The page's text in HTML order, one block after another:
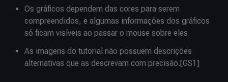
Os gráficos dependem das cores para serem
compreendidos, e algumas informações dos gráficos
só ficam visíveis ao passar o mouse sobre eles.
As imagens do tutorial não possuem descrições
alternativas que as descrevam com precisão.[GS1]